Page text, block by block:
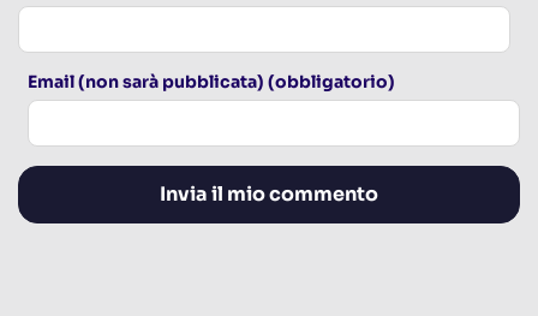
Email (non sarà pubblicata) (obbligatorio)